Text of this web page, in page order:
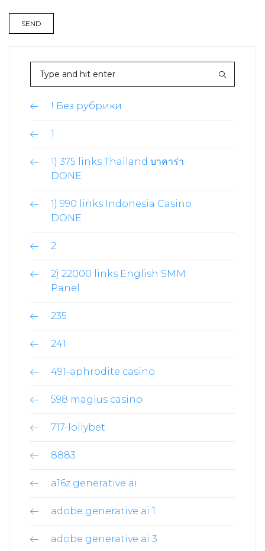
! Без рубрики
1
1) 375 links Thailand บาคาร่า
DONE
1) 990 links Indonesia Casino
DONE
2
2) 22000 links English SMM
Panel
235
241
491-aphrodite casino
598 magius casino
717-lollybet
8883
a16z generative ai
adobe generative ai 1
adobe generative ai 3